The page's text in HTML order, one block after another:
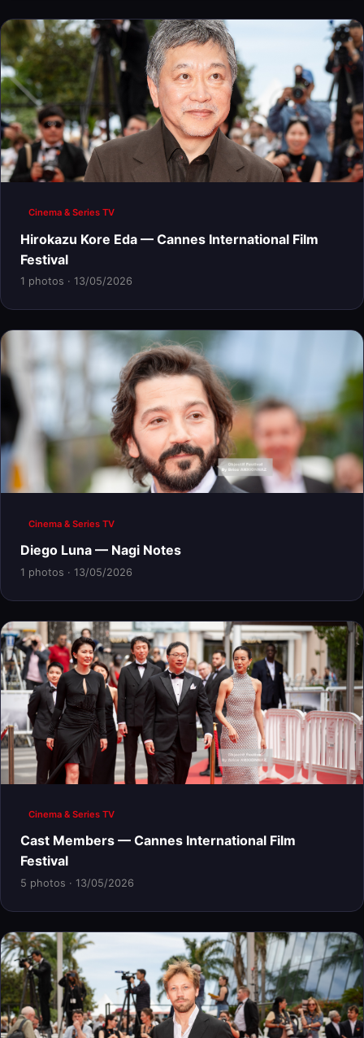
Cinema & Series TV
Hirokazu Kore Eda — Cannes International Film
Festival
1 photos · 13/05/2026
Cinema & Series TV
Diego Luna — Nagi Notes
1 photos · 13/05/2026
Cinema & Series TV
Cast Members — Cannes International Film
Festival
5 photos · 13/05/2026